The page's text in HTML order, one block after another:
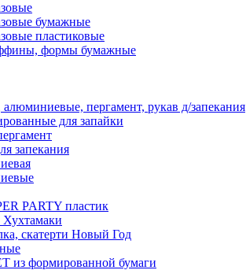
бумажные
пластиковые
формы бумажные
пергамент, рукав д/запекания
для запайки
запекания
PARTY пластик
скатерти Новый Год
из формированной бумаги